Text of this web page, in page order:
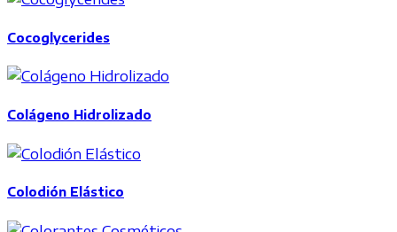
Cocoglycerides
Colágeno Hidrolizado
Colodión Elástico